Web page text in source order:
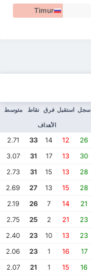
Shvedchikov 0.26
Timur
سجل استقبل فرق
الأهداف
نقاط متوسط
26
12
14
33
2.71
30
13
17
31
3.07
28
13
15
31
2.73
28
15
13
27
2.69
21
14
7
26
2.19
23
21
2
25
2.75
23
13
10
23
2.40
17
16
1
23
2.06
16
15
1
21
2.07